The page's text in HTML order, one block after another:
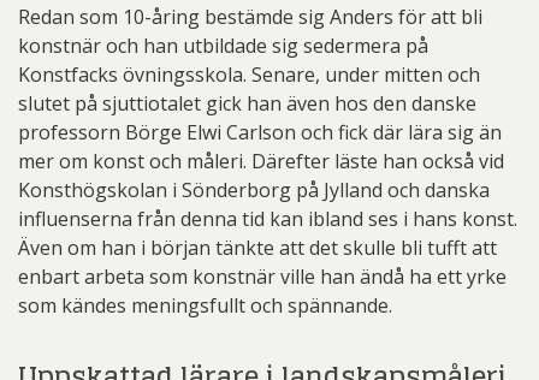
Redan som 10-åring bestämde sig Anders för att bli
konstnär och han utbildade sig sedermera på
Konstfacks övningsskola. Senare, under mitten och
slutet på sjuttiotalet gick han även hos den danske
professorn Börge Elwi Carlson och fick där lära sig än
mer om konst och måleri. Därefter läste han också vid
Konsthögskolan i Sönderborg på Jylland och danska
influenserna från denna tid kan ibland ses i hans konst.
Även om han i början tänkte att det skulle bli tufft att
enbart arbeta som konstnär ville han ändå ha ett yrke
som kändes meningsfullt och spännande.